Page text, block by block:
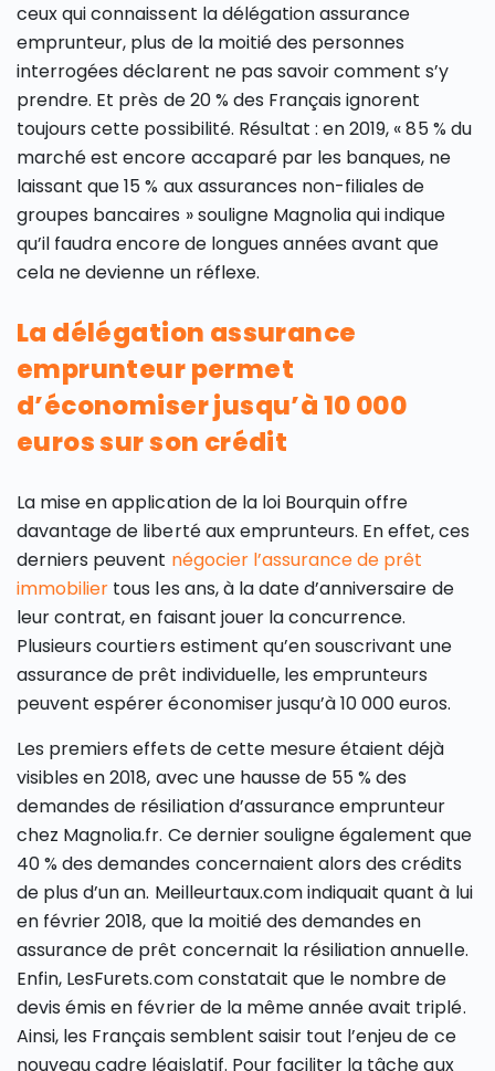
ceux qui connaissent la délégation assurance
emprunteur, plus de la moitié des personnes
interrogées déclarent ne pas savoir comment s’y
prendre. Et près de 20 % des Français ignorent
toujours cette possibilité. Résultat : en 2019, « 85 % du
marché est encore accaparé par les banques, ne
laissant que 15 % aux assurances non-filiales de
groupes bancaires » souligne Magnolia qui indique
qu’il faudra encore de longues années avant que
cela ne devienne un réflexe.
La délégation assurance
emprunteur permet
d’économiser jusqu’à 10 000
euros sur son crédit
La mise en application de la loi Bourquin offre
davantage de liberté aux emprunteurs. En effet, ces
derniers peuvent négocier l’assurance de prêt
immobilier tous les ans, à la date d’anniversaire de
leur contrat, en faisant jouer la concurrence.
Plusieurs courtiers estiment qu’en souscrivant une
assurance de prêt individuelle, les emprunteurs
peuvent espérer économiser jusqu’à 10 000 euros.
Les premiers effets de cette mesure étaient déjà
visibles en 2018, avec une hausse de 55 % des
demandes de résiliation d’assurance emprunteur
chez Magnolia.fr. Ce dernier souligne également que
40 % des demandes concernaient alors des crédits
de plus d’un an. Meilleurtaux.com indiquait quant à lui
en février 2018, que la moitié des demandes en
assurance de prêt concernait la résiliation annuelle.
Enfin, LesFurets.com constatait que le nombre de
devis émis en février de la même année avait triplé.
Ainsi, les Français semblent saisir tout l’enjeu de ce
nouveau cadre législatif. Pour faciliter la tâche aux